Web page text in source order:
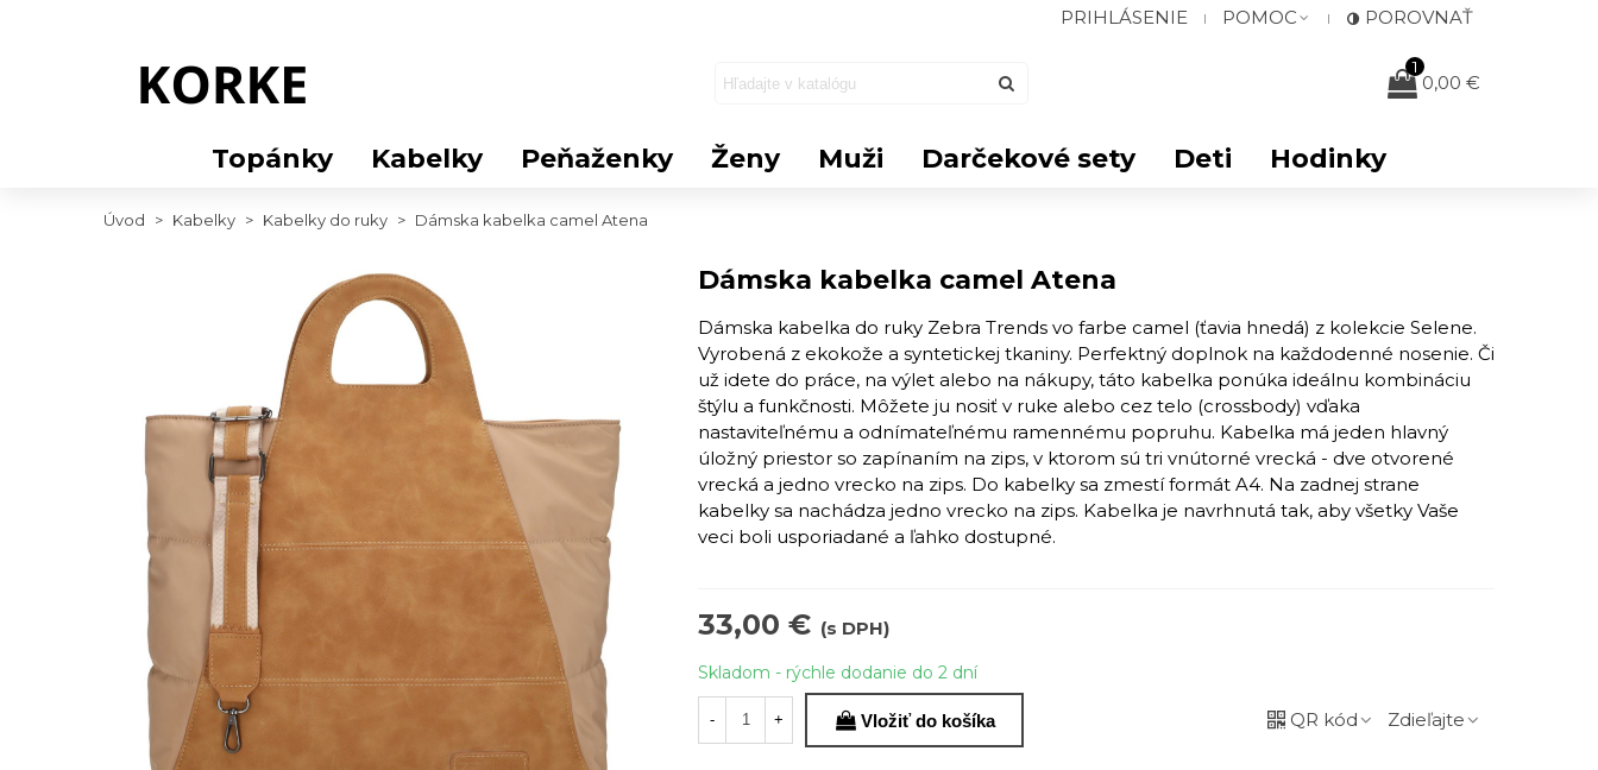
PRIHLÁSENIE POMOC POROVNAŤ
1
0,00 €
Topánky Kabelky Peňaženky Ženy Muži Darčekové sety Deti Hodinky
Úvod > Kabelky > Kabelky do ruky > Dámska kabelka camel Atena
Dámska kabelka camel Atena
Dámska kabelka do ruky Zebra Trends vo farbe camel (ťavia hnedá) z kolekcie Selene.
Vyrobená z ekokože a syntetickej tkaniny. Perfektný doplnok na každodenné nosenie. Či
už idete do práce, na výlet alebo na nákupy, táto kabelka ponúka ideálnu kombináciu
štýlu a funkčnosti. Môžete ju nosiť v ruke alebo cez telo (crossbody) vďaka
nastaviteľnému a odnímateľnému ramennému popruhu. Kabelka má jeden hlavný
úložný priestor so zapínaním na zips, v ktorom sú tri vnútorné vrecká - dve otvorené
vrecká a jedno vrecko na zips. Do kabelky sa zmestí formát A4. Na zadnej strane
kabelky sa nachádza jedno vrecko na zips. Kabelka je navrhnutá tak, aby všetky Vaše
veci boli usporiadané a ľahko dostupné.
33,00 € (s DPH)
Skladom - rýchle dodanie do 2 dní
- + Vložiť do košíka QR kód Zdieľajte